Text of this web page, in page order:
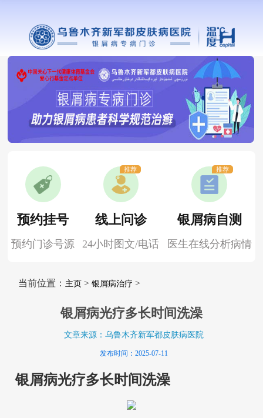
预约挂号
预约门诊号源
线上问诊
24小时图文/电话
推荐
银屑病自测
医生在线分析病情
推荐
当前位置： 主页> 银屑病治疗 >
银屑病光疗多长时间洗澡
文章来源：乌鲁木齐新军都皮肤病医院
发布时间：2025-07-11
银屑病光疗多长时间洗澡